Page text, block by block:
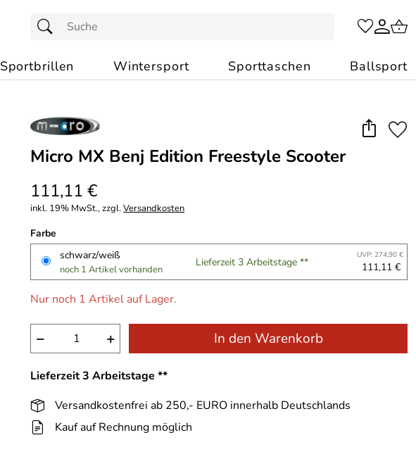
Sportbrillen Wintersport Sporttaschen Ballsport
Micro MX Benj Edition Freestyle Scooter
111,11 €
inkl. 19% MwSt., zzgl.Versandkosten
Farbe
schwarz/weiß
noch 1 Artikel vorhanden
Lieferzeit 3 Arbeitstage ** UVP: 274,90 €
111,11 €
Nur noch 1 Artikel auf Lager.
− + In den Warenkorb
Lieferzeit 3 Arbeitstage **
Versandkostenfrei ab 250,- EURO innerhalb Deutschlands
Kauf auf Rechnung möglich